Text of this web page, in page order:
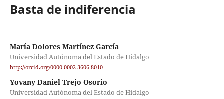
Basta de indiferencia
María Dolores Martínez García
Universidad Autónoma del Estado de Hidalgo
http://orcid.org/0000-0002-3606-8010
Yovany Daniel Trejo Osorio
Universidad Autónoma del Estado de Hidalgo